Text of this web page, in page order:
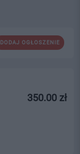
DODAJ OGŁOSZENIE
350.00 zł